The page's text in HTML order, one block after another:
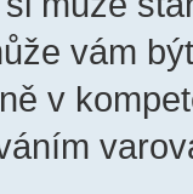
vám
v